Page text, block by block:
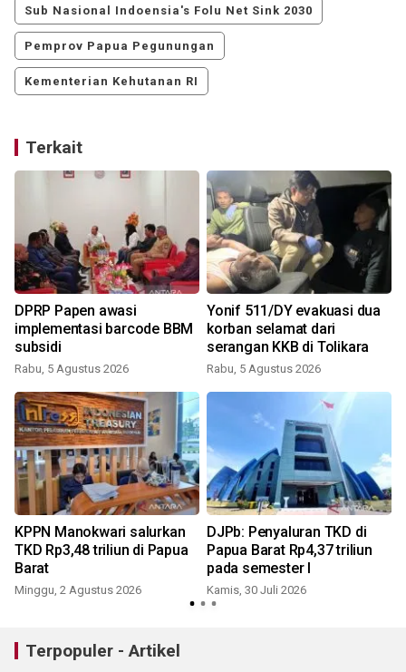
Sub Nasional Indoensia's Folu Net Sink 2030
Pemprov Papua Pegunungan
Kementerian Kehutanan RI
Terkait
DPRP Papen awasi
implementasi barcode BBM
subsidi
Rabu, 5 Agustus 2026
Yonif 511/DY evakuasi dua
korban selamat dari
serangan KKB di Tolikara
Rabu, 5 Agustus 2026
KPPN Manokwari salurkan
TKD Rp3,48 triliun di Papua
Barat
Minggu, 2 Agustus 2026
DJPb: Penyaluran TKD di
Papua Barat Rp4,37 triliun
pada semester I
Kamis, 30 Juli 2026
Terpopuler - Artikel